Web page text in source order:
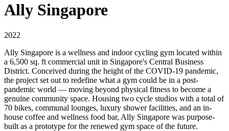
Ally Singapore​​​​‌ ‍ ​‍​‍‌‍ ‌ ​‍‌‍‍‌‌‍‌ ‌‍‍‌‌‍ ‍​‍​‍​ ‍‍​‍​‍‌ ​ ‌‍​‌‌‍ ‍‌‍‍‌‌ ‌​‌ ‍‌​‍ ‍‌‍‍‌‌‍ ​‍​‍​‍ ​​‍​‍‌‍‍​‌ ​‍‌‍‌‌‌‍‌‍​‍​‍​ ‍‍​‍​‍‌‍‍​‌ ‌​‌ ‌​‌ ​​‌ ​ ​ ‍‍​‍ ​‍ ‌‍‍ ‌ ‍‍‌‍​‌​‍ ‌‌ ​ ‌ ‌​‌ ‌‌‌‍‌​‌‍‍‌‌‍ ​‍ ‍‌ ​ ‌‍​‌‌‍ ‍‌‍‍‌‌ ‌​‌ ‍‌​‍ ‍‌ ​ ‌ ‌​‌ ‌‌‌‍‌​‌‍‍‌‌‍ ​‍ ‌‍‍‌‌‍ ‍‌ ‌​‌‍‌‌‌‍ ‍‌ ‌​​‍ ‌‍‌‌‌‍‌​‌‍‍‌‌ ‌​​‍ ‌‍ ‌‌‍ ‌‍‌​‌‍‌‌​ ‌‌ ​​‌ ​‍‌‍‌‌‌ ​ ‌‍‌‌‌‍ ‍‌ ‌​‌‍​‌‌ ‌​‌‍‍‌‌‍ ‌‍ ‍​ ‍ ‌‍‍‌‌‍‌​​ ‌‌‍‌‍​ ‍​‌‍​‌‌‍​‍‌‍‌‌​ ​ ​ ‍‌​ ​‍​‍ ‌‌‍​ ​ ‌‌​ ​‌‌‍‌‍​‍ ‌​ ‌​‌‍​‍‌‍‌‍‌‍‌‌​‍ ‌‌‍​‌‌‍​‍​ ‍​​ ‍​​‍ ‌‌‍‌‍​ ​‍‌‍​‌​ ​‍​ ‌‌‌‍​ ​ ‌​‌‍​ ​ ‍‌​ ‌‌​ ‌​​ ​ ​ ‍ ‌ ‌​‌ ‍‌‌ ​​‌‍‌‌​ ‌‌ ​​‌ ​‍‌‍ ‌‍‍‍‌‍‌‌‌‍​ ‌ ‌​​ ‍ ‌ ​​‌‍​‌‌ ‌​‌‍‍​​ ‌‌ ‌​‌‍‍‌‌ ‌​‌‍ ​‌‍‌‌​ ‌‍​‍‌‍​‌‌ ​ ‌‍‌‌‌‌‌‌‌ ​‍‌‍ ​​ ‌‌‍‍​‌ ‌​‌ ‌​‌ ​​‌ ​ ​‍‌‌​ ​ ‌​​‌​‍‌‌​ ​‍‌​‌‍​‍‌‌​ ​‍‌​‌‍‌‍‍ ‌ ‍‍‌‍​‌​‍ ‌‌ ​ ‌ ‌​‌ ‌‌‌‍‌​‌‍‍‌‌‍ ​‍ ‍‌ ​ ‌‍​‌‌‍ ‍‌‍‍‌‌ ‌​‌ ‍‌​‍ ‍‌ ​ ‌ ‌​‌ ‌‌‌‍‌​‌‍‍‌‌‍ ​‍‌‍‌‍‍‌‌‍‌​​ ‌‌‍‌‍​ ‍​‌‍​‌‌‍​‍‌‍‌‌​ ​ ​ ‍‌​ ​‍​‍ ‌‌‍​ ​ ‌‌​ ​‌‌‍‌‍​‍ ‌​ ‌​‌‍​‍‌‍‌‍‌‍‌‌​‍ ‌‌‍​‌‌‍​‍​ ‍​​ ‍​​‍ ‌‌‍‌‍​ ​‍‌‍​‌​ ​‍​ ‌‌‌‍​ ​ ‌​‌‍​ ​ ‍‌​ ‌‌​ ‌​​ ​ ​‍‌‍‌ ‌​‌ ‍‌‌ ​​‌‍‌‌​ ‌‌ ​​‌ ​‍‌‍ ‌‍‍‍‌‍‌‌‌‍​ ‌ ‌​​‍‌‍‌ ​​‌‍​‌‌ ‌​‌‍‍​​ ‌‌ ‌​‌‍‍‌‌ ‌​‌‍ ​‌‍‌‌​‍‌‍‌ ​​‌‍‌‌‌ ​‍‌ ​ ‌ ​​‌‍‌‌‌‍​ ‌ ‌​‌‍‍‌‌ ‌‍‌‍‌‌​ ‌‌ ​​‌ ‌‌‌‍​‍‌‍ ​‌‍‍‌‌ ​ ‌‍‍​‌‍‌‌‌‍‌​​‍​‍‌ ‌
2022
Ally Singapore is a wellness and indoor cycling gym located within
a 6,500 sq. ft commercial unit in Singapore's Central Business
District. Conceived during the height of the COVID-19 pandemic,
the project set out to redefine what a gym could be in a post-
pandemic world — moving beyond physical fitness to become a
genuine community space. Housing two cycle studios with a total of
70 bikes, communal lounges, luxury shower facilities, and an in-
house coffee and wellness food bar, Ally Singapore was purpose-
built as a prototype for the renewed gym space of the future.​​​​‌ ‍ ​‍​‍‌‍ ‌ ​‍‌‍‍‌‌‍‌ ‌‍‍‌‌‍ ‍​‍​‍​ ‍‍​‍​‍‌ ​ ‌‍​‌‌‍ ‍‌‍‍‌‌ ‌​‌ ‍‌​‍ ‍‌‍‍‌‌‍ ​‍​‍​‍ ​​‍​‍‌‍‍​‌ ​‍‌‍‌‌‌‍‌‍​‍​‍​ ‍‍​‍​‍‌‍‍​‌ ‌​‌ ‌​‌ ​​‌ ​ ​ ‍‍​‍ ​‍ ‌‍‍ ‌ ‍‍‌‍​‌​‍ ‌‌ ​ ‌ ‌​‌ ‌‌‌‍‌​‌‍‍‌‌‍ ​‍ ‍‌ ​ ‌‍​‌‌‍ ‍‌‍‍‌‌ ‌​‌ ‍‌​‍ ‍‌ ​ ‌ ‌​‌ ‌‌‌‍‌​‌‍‍‌‌‍ ​‍ ‌‍‍‌‌‍ ‍‌ ‌​‌‍‌‌‌‍ ‍‌ ‌​​‍ ‌‍‌‌‌‍‌​‌‍‍‌‌ ‌​​‍ ‌‍ ‌‌‍ ‌‍‌​‌‍‌‌​ ‌‌ ​​‌ ​‍‌‍‌‌‌ ​ ‌‍‌‌‌‍ ‍‌ ‌​‌‍​‌‌ ‌​‌‍‍‌‌‍ ‌‍ ‍​ ‍ ‌‍‍‌‌‍‌​​ ‌‌‍‌‍​ ‍​‌‍​‌‌‍​‍‌‍‌‌​ ​ ​ ‍‌​ ​‍​‍ ‌‌‍​ ​ ‌‌​ ​‌‌‍‌‍​‍ ‌​ ‌​‌‍​‍‌‍‌‍‌‍‌‌​‍ ‌‌‍​‌‌‍​‍​ ‍​​ ‍​​‍ ‌‌‍‌‍​ ​‍‌‍​‌​ ​‍​ ‌‌‌‍​ ​ ‌​‌‍​ ​ ‍‌​ ‌‌​ ‌​​ ​ ​ ‍ ‌ ‌​‌ ‍‌‌ ​​‌‍‌‌​ ‌‌ ​​‌ ​‍‌‍ ‌‍‍‍‌‍‌‌‌‍​ ‌ ‌​​ ‍ ‌ ​​‌‍​‌‌ ‌​‌‍‍​​ ‌‌‍‌​‌‍‌‌‌ ​ ‌‍​ ‌ ​‍‌‍‍‌‌ ​​‌ ‌​‌‍‍‌‌‍ ‌‍ ‍​ ‌‍​‍‌‍​‌‌ ​ ‌‍‌‌‌‌‌‌‌ ​‍‌‍ ​​ ‌‌‍‍​‌ ‌​‌ ‌​‌ ​​‌ ​ ​‍‌‌​ ​ ‌​​‌​‍‌‌​ ​‍‌​‌‍​‍‌‌​ ​‍‌​‌‍‌‍‍ ‌ ‍‍‌‍​‌​‍ ‌‌ ​ ‌ ‌​‌ ‌‌‌‍‌​‌‍‍‌‌‍ ​‍ ‍‌ ​ ‌‍​‌‌‍ ‍‌‍‍‌‌ ‌​‌ ‍‌​‍ ‍‌ ​ ‌ ‌​‌ ‌‌‌‍‌​‌‍‍‌‌‍ ​‍‌‍‌‍‍‌‌‍‌​​ ‌‌‍‌‍​ ‍​‌‍​‌‌‍​‍‌‍‌‌​ ​ ​ ‍‌​ ​‍​‍ ‌‌‍​ ​ ‌‌​ ​‌‌‍‌‍​‍ ‌​ ‌​‌‍​‍‌‍‌‍‌‍‌‌​‍ ‌‌‍​‌‌‍​‍​ ‍​​ ‍​​‍ ‌‌‍‌‍​ ​‍‌‍​‌​ ​‍​ ‌‌‌‍​ ​ ‌​‌‍​ ​ ‍‌​ ‌‌​ ‌​​ ​ ​‍‌‍‌ ‌​‌ ‍‌‌ ​​‌‍‌‌​ ‌‌ ​​‌ ​‍‌‍ ‌‍‍‍‌‍‌‌‌‍​ ‌ ‌​​‍‌‍‌ ​​‌‍​‌‌ ‌​‌‍‍​​ ‌‌‍‌​‌‍‌‌‌ ​ ‌‍​ ‌ ​‍‌‍‍‌‌ ​​‌ ‌​‌‍‍‌‌‍ ‌‍ ‍​‍‌‍‌ ​​‌‍‌‌‌ ​‍‌ ​ ‌ ​​‌‍‌‌‌‍​ ‌ ‌​‌‍‍‌‌ ‌‍‌‍‌‌​ ‌‌ ​​‌ ‌‌‌‍​‍‌‍ ​‌‍‍‌‌ ​ ‌‍‍​‌‍‌‌‌‍‌​​‍​‍‌ ‌